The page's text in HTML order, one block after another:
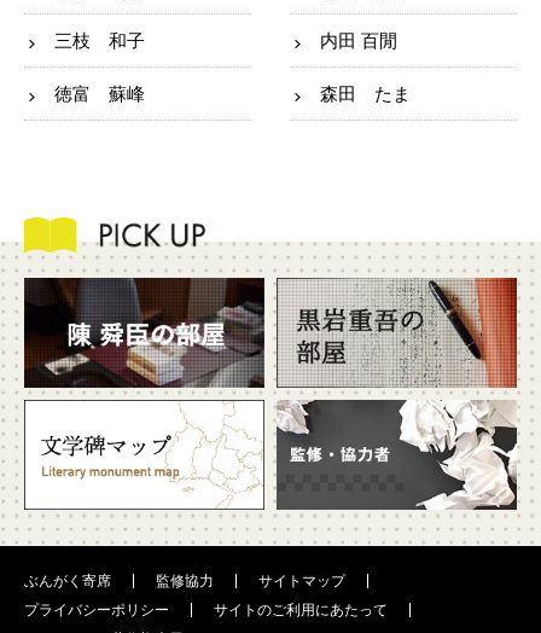
三枝 和子 内田 百閒
徳富 蘇峰 森田 たま
ぶんがく寄席 監修協力
サイトマップ
プライバシーポリシー
サイトのご利用にあたって